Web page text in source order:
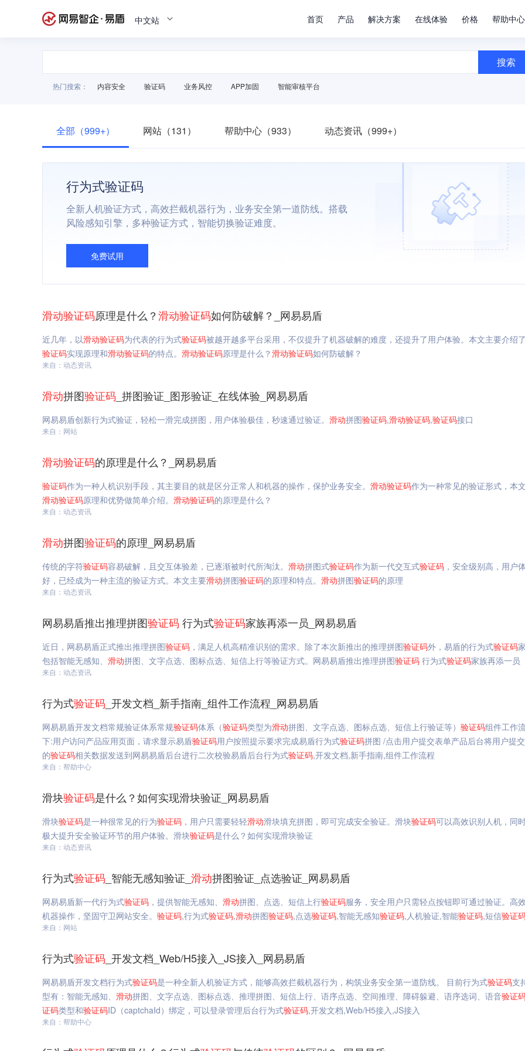
中文站 首页 产品 解决方案 在线体验 价格 帮助中心
搜索
热门搜索： 内容安全 验证码 业务风控 APP加固 智能审核平台
全部（999+） 网站（131） 帮助中心（933） 动态资讯（999+）
行为式验证码
全新人机验证方式，高效拦截机器行为，业务安全第一道防线。搭载
风险感知引擎，多种验证方式，智能切换验证难度。
免费试用
滑动验证码原理是什么？滑动验证码如何防破解？_网易易盾
近几年，以滑动验证码为代表的行为式验证码被越开越多平台采用，不仅提升了机器破解的难度，还提升了用户体验。本文主要介绍了
验证码实现原理和滑动验证码的特点。 滑动验证码原理是什么？ 滑动验证码如何防破解？
来自：动态资讯
滑动拼图验证码 _拼图验证_图形验证_在线体验_网易易盾
网易易盾创新行为式验证，轻松一滑完成拼图，用户体验极佳，秒速通过验证。 滑动拼图验证码,滑动验证码,验证码接口
来自：网站
滑动验证码的原理是什么？_网易易盾
验证码作为一种人机识别手段，其主要目的就是区分正常人和机器的操作，保护业务安全。 滑动验证码作为一种常见的验证形式，本
滑动验证码原理和优势做简单介绍。 滑动验证码的原理是什么？
来自：动态资讯
滑动拼图验证码的原理_网易易盾
传统的字符验证码容易破解，且交互体验差，已逐渐被时代所淘汰。 滑动拼图式验证码作为新一代交互式验证码 ，安全级别高，用户
好，已经成为一种主流的验证方式。本文主要滑动拼图验证码的原理和特点。 滑动拼图验证码的原理
来自：动态资讯
网易易盾推出推理拼图验证码 行为式验证码家族再添一员_网易易盾
近日，网易易盾正式推出推理拼图验证码 ，满足人机高精准识别的需求。除了本次新推出的推理拼图验证码外，易盾的行为式验证码
包括智能无感知、 滑动拼图、文字点选、图标点选、短信上行等验证方式。网易易盾推出推理拼图验证码 行为式验证码家族再添一员
来自：动态资讯
行为式验证码 _开发文档_新手指南_组件工作流程_网易易盾
网易易盾开发文档常规验证体系常规验证码体系（验证码类型为滑动拼图、文字点选、图标点选、短信上行验证等） 验证码组件工作
下:用户访问产品应用页面，请求显示易盾验证码用户按照提示要求完成易盾行为式验证码拼图 /点击用户提交表单产品后台将用户提
的验证码相关数据发送到网易易盾后台进行二次校验易盾后台行为式验证码,开发文档,新手指南,组件工作流程
来自：帮助中心
滑块验证码是什么？如何实现滑块验证_网易易盾
滑块验证码是一种很常见的行为验证码 ，用户只需要轻轻滑动滑块填充拼图，即可完成安全验证。滑块验证码可以高效识别人机，同
极大提升安全验证环节的用户体验。滑块验证码是什么？如何实现滑块验证
来自：动态资讯
行为式验证码 _智能无感知验证_ 滑动拼图验证_点选验证_网易易盾
网易易盾新一代行为式验证码 ，提供智能无感知、 滑动拼图、点选、短信上行验证码服务，安全用户只需轻点按钮即可通过验证。高
机器操作，坚固守卫网站安全。 验证码,行为式验证码,滑动拼图验证码,点选验证码,智能无感知验证码,人机验证,智能验证码,短信验证
来自：网站
行为式验证码 _开发文档_Web/H5接入_JS接入_网易易盾
网易易盾开发文档行为式验证码是一种全新人机验证方式，能够高效拦截机器行为，构筑业务安全第一道防线。 目前行为式验证码支
型有：智能无感知、 滑动拼图、文字点选、图标点选、推理拼图、短信上行、语序点选、空间推理、障碍躲避、语序选词、语音验证
证码类型和验证码ID（captchaId）绑定，可以登录管理后台行为式验证码,开发文档,Web/H5接入,JS接入
来自：帮助中心